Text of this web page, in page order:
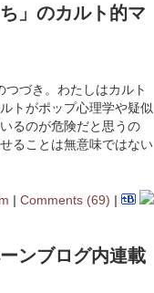
」のカルト的マ
づき。わたしはカルト
トがポップ心理学や疑似
るのが危険だと思うの
ることは無意味ではない
| Comments (69) |
ンブログ内連載